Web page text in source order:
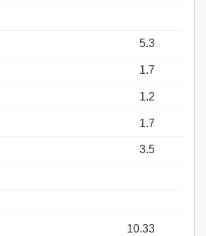
5.3
1.7
1.2
1.7
3.5
10.33